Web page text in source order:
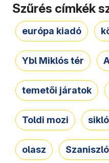
Szűrés címkék
európa kiadó
Ybl Miklós tér
temetői járatok
Toldi mozi sikló
olasz